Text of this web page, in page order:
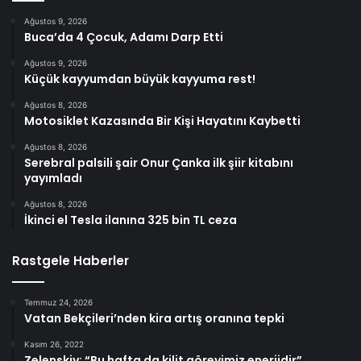
Ağustos 9, 2026
Buca’da 4 Çocuk, Adamı Darp Etti
Ağustos 9, 2026
Küçük kayyumdan büyük kayyuma rest!
Ağustos 8, 2026
Motosiklet Kazasında Bir Kişi Hayatını Kaybetti
Ağustos 8, 2026
Serebral palsili şair Onur Çanka ilk şiir kitabını
yayımladı
Ağustos 8, 2026
İkinci el Tesla ilanına 325 bin TL ceza
Rastgele Haberler
Temmuz 24, 2026
Vatan Bekçileri’nden kira artış oranına tepki
Kasım 26, 2022